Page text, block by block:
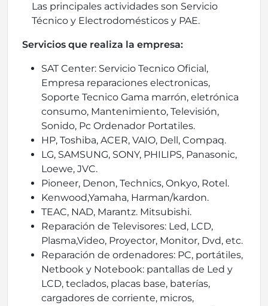
Las principales actividades son Servicio
Técnico y Electrodomésticos y PAE.
Servicios que realiza la empresa:
SAT Center: Servicio Tecnico Oficial,
Empresa reparaciones electronicas,
Soporte Tecnico Gama marrón, eletrónica
consumo, Mantenimiento, Televisión,
Sonido, Pc Ordenador Portatiles.
HP, Toshiba, ACER, VAIO, Dell, Compaq.
LG, SAMSUNG, SONY, PHILIPS, Panasonic,
Loewe, JVC.
Pioneer, Denon, Technics, Onkyo, Rotel.
Kenwood,Yamaha, Harman/kardon.
TEAC, NAD, Marantz. Mitsubishi.
Reparación de Televisores: Led, LCD,
Plasma,Video, Proyector, Monitor, Dvd, etc.
Reparación de ordenadores: PC, portátiles,
Netbook y Notebook: pantallas de Led y
LCD, teclados, placas base, baterías,
cargadores de corriente, micros,